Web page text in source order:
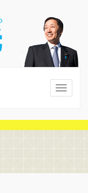
MENU